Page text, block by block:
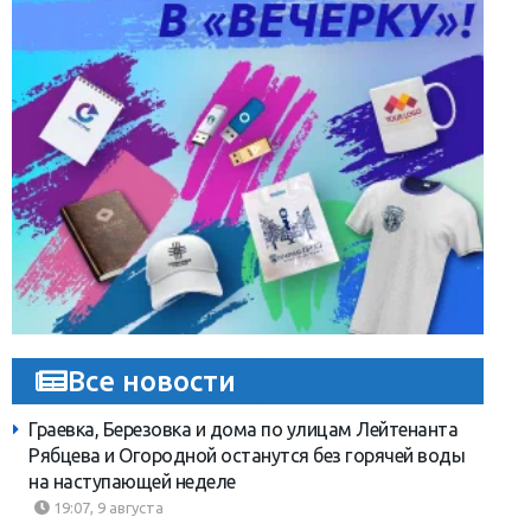
Все новости
Граевка, Березовка и дома по улицам Лейтенанта
Рябцева и Огородной останутся без горячей воды
на наступающей неделе
19:07, 9 августа